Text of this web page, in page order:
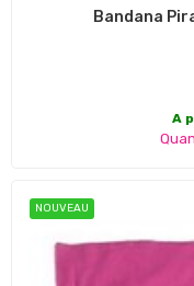
Bandana
A
NOUVEAU